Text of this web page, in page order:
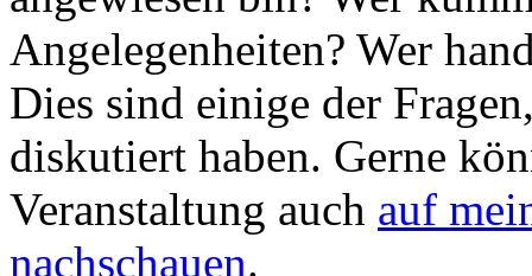
Angelegenheiten? Wer
Dies sind einige der
diskutiert haben. Gerne
Veranstaltung auch auf
nachschauen.